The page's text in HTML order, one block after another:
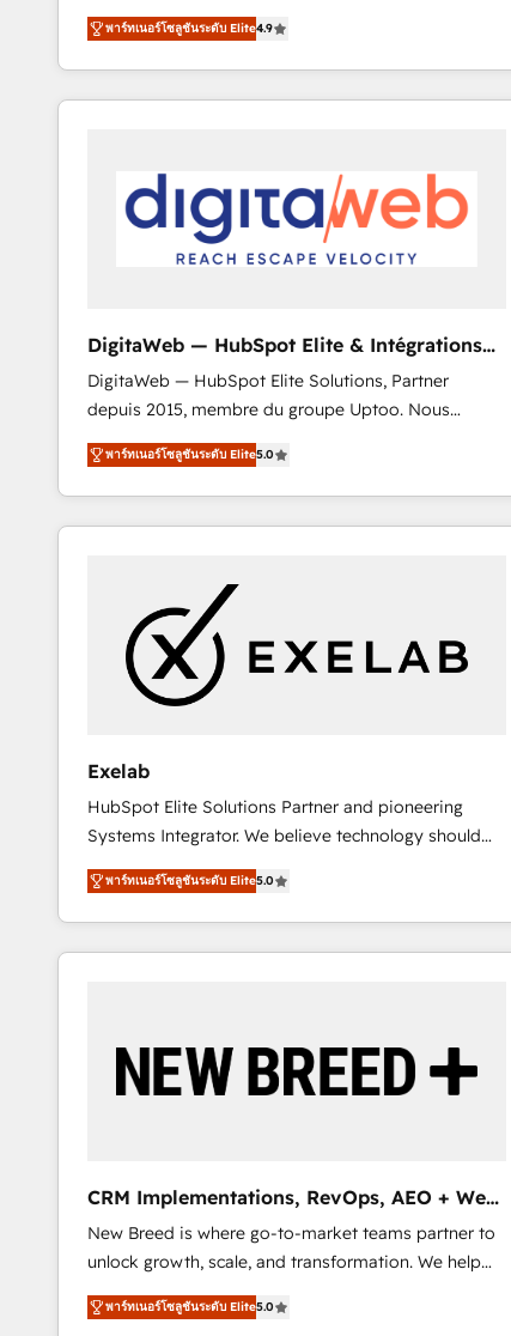
votre projet HubSpot, contactez notre équipe pour
un échange dédié.
recomposer le marché. Seules survivront les
entreprises qui auront réussi leur transformation. Le
problème ? 58% des dirigeants savent que l'IA est
vitale pour leur survie. Mais 57% n'ont aucune
totale, action nulle. La solution s'appelle l'Entreprise
Augmentée. Ce n'est pas une entreprise qui utilise
l'IA. C'est une organisation qui a réussi la symbiose
entre l'expertise humaine et l'intelligence artificielle.
transformation. D'abord les fondations : des
données unifiées, des processus alignés. Ensuite
l'augmentation : l'IA là où elle crée de la valeur. Et
surtout : l'humain qui reste au centre. Parce que la
vraie performance vient de l'intérieur. Act Inside.
Stand Out.
พาร์ทเนอร์โซลูชันระดับ Elite4.9
DigitaWeb — HubSpot Elite & Intégrations
ERP
DigitaWeb — HubSpot Elite Solutions, Partner
depuis 2015, membre du groupe Uptoo. Nous
aidons les ETI et PME B2B à unifier Marketing,
Ventes et Service sur HubSpot grâce à la Revenue
Architecture : alignement des équipes, pipeline
prévisible, croissance mesurable. 🔌 Intégrations
Dynamics..), VOIP (Aircall, Ringover, Modjo), Shopify,
Oneflow. 💻 Développements custom : CRM UI
Extensions (React), Serverless Node.js, Custom
Objects, thèmes HubL, agents IA & Breeze AI. 🎯
Secteurs : Industrie, Distribution B2B, SaaS, Services
Sales + Service Hub, synchronisation ERP ↔
HubSpot temps réel, formation équipes. 🏆 +350
projets livrés. Accrédités HubSpot CRM
Implementation, Data Migration & Custom
Integration. 📩 Parlons de votre projet →
digitaweb.com
พาร์ทเนอร์โซลูชันระดับ Elite5.0
Exelab
HubSpot Elite Solutions Partner and pioneering
Systems Integrator. We believe technology should
serve business strategy, not the other way around.
Every engagement begins with clear objectives,
customer journey mapping, and measurable KPIs.
Only then we architect solutions. The question is
make HubSpot the operational hub, integrated with
SAP, Microsoft Dynamics, custom ERPs, and any
accelerate decisions, streamline processes, and
unlock efficiency at scale. From predictive
intelligence to conversational AI, we turn data into
action and automation into competitive advantage.
✦ 150+ implementations ✦ 100+ certifications ✦ 7
พาร์ทเนอร์โซลูชันระดับ Elite5.0
CRM Implementations, RevOps, AEO + Web,
Demand Gen
New Breed is where go-to-market teams partner to
unlock growth, scale, and transformation. We help
companies activate HubSpot’s AI-powered
customer platform and operationalize HubSpot’s
พาร์ทเนอร์โซลูชันระดับ Elite5.0